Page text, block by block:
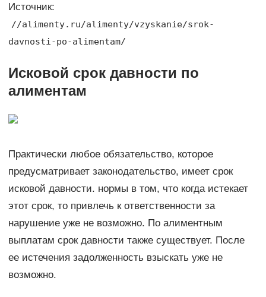
Источник:
//alimenty.ru/alimenty/vzyskanie/srok-
davnosti-po-alimentam/
Исковой срок давности по
алиментам
Практически любое обязательство, которое
предусматривает законодательство, имеет срок
исковой давности. нормы в том, что когда истекает
этот срок, то привлечь к ответственности за
нарушение уже не возможно. По алиментным
выплатам срок давности также существует. После
ее истечения задолженность взыскать уже не
возможно.